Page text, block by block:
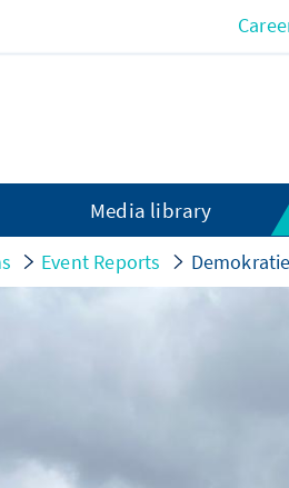
Media library
Event Reports